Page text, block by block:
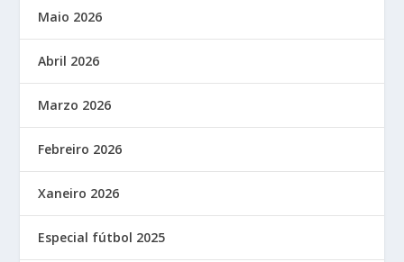
Maio 2026
Abril 2026
Marzo 2026
Febreiro 2026
Xaneiro 2026
Especial fútbol 2025